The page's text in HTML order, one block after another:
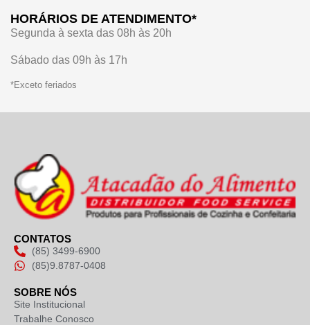
HORÁRIOS DE ATENDIMENTO*
Segunda à sexta das 08h às 20h
Sábado das 09h às 17h
*Exceto feriados
(85) 3499-6900
(85)9.8787-0408
CONTATOS
SOBRE NÓS
Site Institucional
Trabalhe Conosco